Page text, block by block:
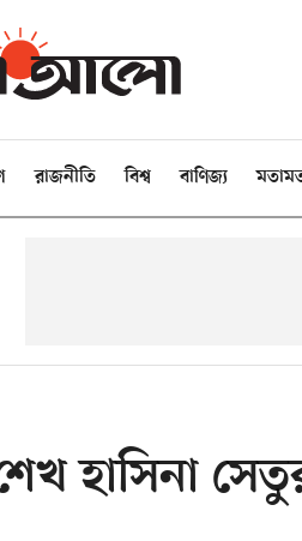
রাজনীতি বিশ্ব বাণিজ্য
হাসিনা